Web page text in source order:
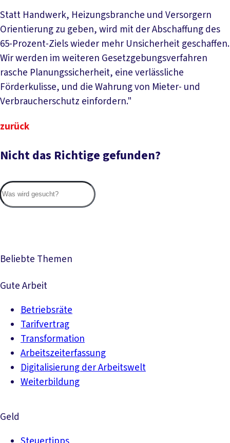
Statt Handwerk, Heizungsbranche und Versorgern
Orientierung zu geben, wird mit der Abschaffung des
65-Prozent-Ziels wieder mehr Unsicherheit geschaffen.
Wir werden im weiteren Gesetzgebungsverfahren
rasche Planungssicherheit, eine verlässliche
Förderkulisse, und die Wahrung von Mieter- und
Verbraucherschutz einfordern."
zurück
Nicht das Richtige gefunden?
Beliebte Themen
Gute Arbeit
Betriebsräte
Tarifvertrag
Transformation
Arbeitszeiterfassung
Digitalisierung der Arbeitswelt
Weiterbildung
Geld